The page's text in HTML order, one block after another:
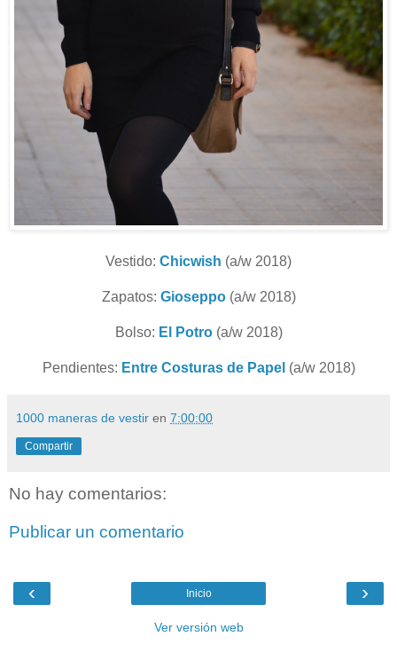
Vestido: Chicwish (a/w 2018)
Zapatos: Gioseppo(a/w 2018)
Bolso: El Potro(a/w 2018)
Pendientes: Entre Costuras de Papel (a/w 2018)
1000 maneras de vestir en 7:00:00
Compartir
No hay comentarios:
Publicar un comentario
‹ ›
Inicio
Ver versión web